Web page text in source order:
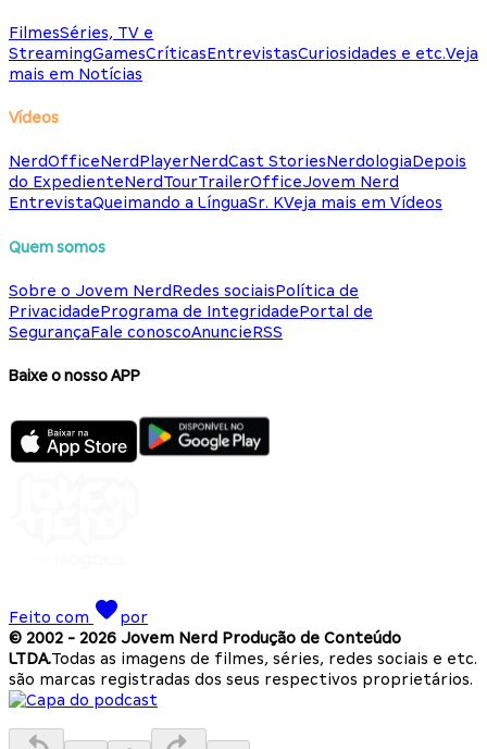
FilmesSéries, TV e
StreamingGamesCríticasEntrevistasCuriosidades e etc.Veja
mais em Notícias
Vídeos
NerdOfficeNerdPlayerNerdCast StoriesNerdologiaDepois
do ExpedienteNerdTourTrailerOfficeJovem Nerd
EntrevistaQueimando a LínguaSr. KVeja mais em Vídeos
Quem somos
Sobre o Jovem NerdRedes sociaisPolítica de
PrivacidadePrograma de IntegridadePortal de
SegurançaFale conoscoAnuncieRSS
Baixe o nosso APP
Feito com
por
© 2002 - 2026 Jovem Nerd Produção de Conteúdo
LTDA.Todas as imagens de filmes, séries, redes sociais e etc.
são marcas registradas dos seus respectivos proprietários.